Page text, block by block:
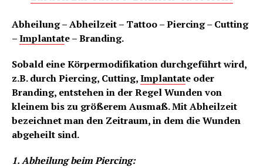
Abheilung – Abheilzeit – Tattoo – Piercing – Cutting
–Implantate – Branding.
Sobald eine Körpermodifikation durchgeführt wird,
z.B. durch Piercing, Cutting,Implantate oder
Branding, entstehen in der Regel Wunden von
kleinem bis zu größerem Ausmaß. Mit Abheilzeit
bezeichnet man den Zeitraum, in dem die Wunden
abgeheilt sind.
1. Abheilung beim Piercing: